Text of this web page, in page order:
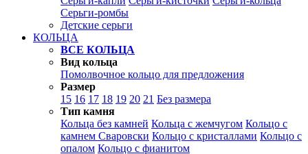
Серьги-ромбы
Детские серьги
КОЛЬЦА
ВСЕ КОЛЬЦА
Вид кольца
Помолвочное кольцо для предложения
Размер
15 16 17 18 19 20 21 Без размера
Тип камня
Кольца без камней Кольца с жемчугом Кольцо с
камнем Сваровски Кольцо с кристаллами Кольцо с
опалом Кольцо с фианитом